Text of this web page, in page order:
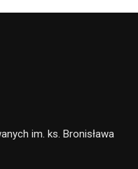
im. ks. Bronisława